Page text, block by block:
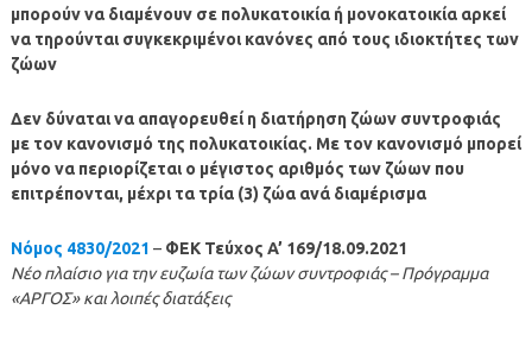
μπορούν να διαμένουν σε πολυκατοικία ή μονοκατοικία αρκεί
να τηρούνται συγκεκριμένοι κανόνες από τους ιδιοκτήτες των
ζώων
Δεν δύναται να απαγορευθεί η διατήρηση ζώων συντροφιάς
με τον κανονισμό της πολυκατοικίας. Με τον κανονισμό μπορεί
μόνο να περιορίζεται ο μέγιστος αριθμός των ζώων που
επιτρέπονται, μέχρι τα τρία (3) ζώα ανά διαμέρισμα
Νόμος 4830/2021 – ΦΕΚ Τεύχος A’ 169/18.09.2021
Νέο πλαίσιο για την ευζωία των ζώων συντροφιάς – Πρόγραμμα
«AΡΓΟΣ» και λοιπές διατάξεις